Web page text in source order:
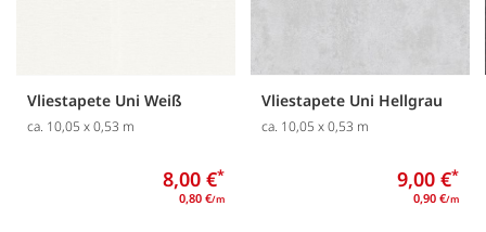
Vliestapete Uni Weiß
ca. 10,05 x 0,53 m
8,00 €*
0,80 €/m
Vliestapete Uni Hellgrau
ca. 10,05 x 0,53 m
9,00 €*
0,90 €/m